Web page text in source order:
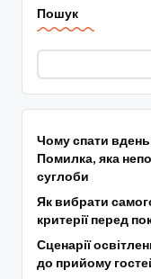
Пошук
Чому спати вдень
Помилка, яка
суглоби
Як вибрати
критерії перед
Сценарії
до прийому